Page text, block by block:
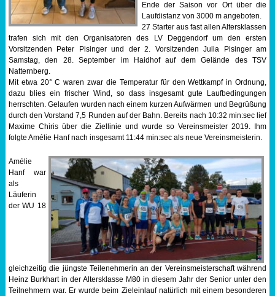
Ende der Saison vor Ort über die
Laufdistanz von 3000 m angeboten.
27 Starter aus fast allen Altersklassen
trafen sich mit den Organisatoren des LV Deggendorf um den ersten
Vorsitzenden Peter Pisinger und der 2. Vorsitzenden Julia Pisinger am
Samstag, den 28. September im Haidhof auf dem Gelände des TSV
Natternberg.
Mit etwa 20° C waren zwar die Temperatur für den Wettkampf in Ordnung,
dazu blies ein frischer Wind, so dass insgesamt gute Laufbedingungen
herrschten. Gelaufen wurden nach einem kurzen Aufwärmen und Begrüßung
durch den Vorstand 7,5 Runden auf der Bahn. Bereits nach 10:32 min:sec lief
Maxime Chiris über die Ziellinie und wurde so Vereinsmeister 2019. Ihm
folgte Amélie Hanf nach insgesamt 11:44 min:sec als neue Vereinsmeisterin.
Amélie
Hanf war
als
Läuferin
der WU 18
gleichzeitig die jüngste Teilenehmerin an der Vereinsmeisterschaft während
Heinz Burkhart in der Altersklasse M80 in diesem Jahr der Senior unter den
Teilnehmern war. Er wurde beim Zieleinlauf natürlich mit einem besonderen
Tempo & Gymnastik